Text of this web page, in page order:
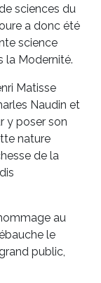
sciences du
a donc été
science
la Modernité.
Matisse
Naudin et
y poser son
nature
de la
au
le
public,